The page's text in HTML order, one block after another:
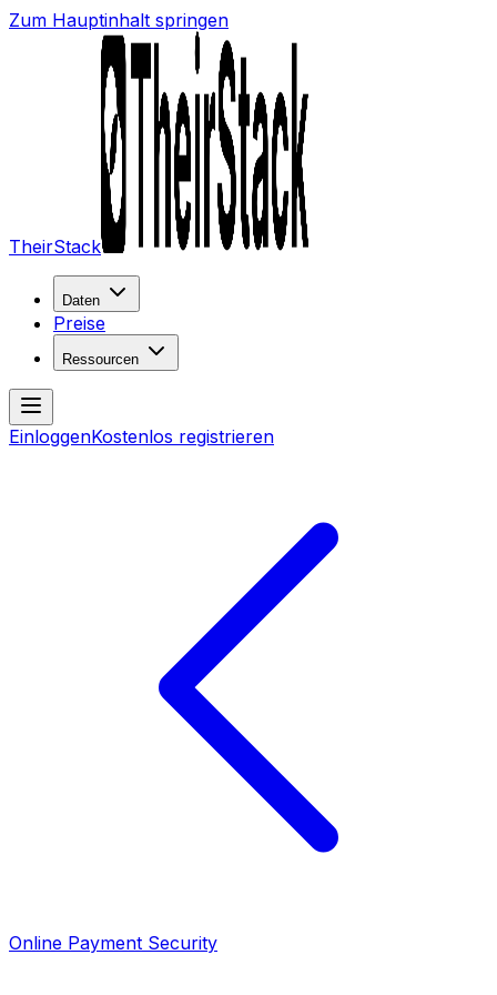
Zum Hauptinhalt springen
TheirStack
Daten
Preise
Ressourcen
EinloggenKostenlos registrieren
Online Payment Security